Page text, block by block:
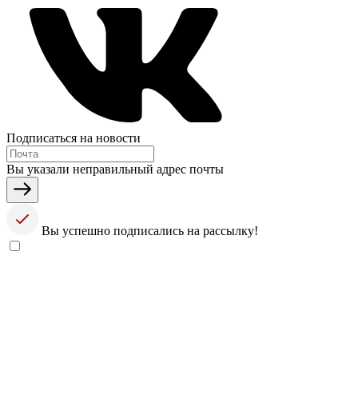
Подписаться на новости
Вы указали неправильный адрес почты
Вы успешно подписались на рассылку!